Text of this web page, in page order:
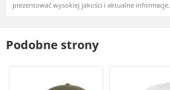
prezentować wysokiej jakości i aktualne informacje.
Podobne strony